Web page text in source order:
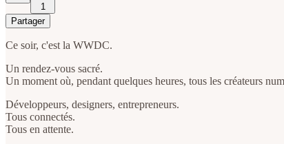
1
Partager
Ce soir, c'est la WWDC.
Un rendez-vous sacré.
Un moment où, pendant quelques heures, tous les créateurs
Développeurs, designers, entrepreneurs.
Tous connectés.
Tous en attente.